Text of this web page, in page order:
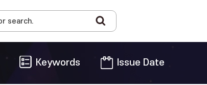
Keywords Issue Date